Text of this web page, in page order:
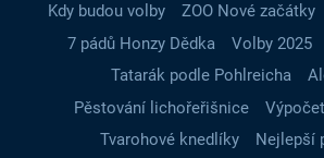
Kdy budou volby
ZOO Nové začátky
7 pádů Honzy Dědka
Volby 2025
Tatarák podle Pohlreicha
Pěstování lichořeřišnice
Tvarohové knedlíky
Nejlepší